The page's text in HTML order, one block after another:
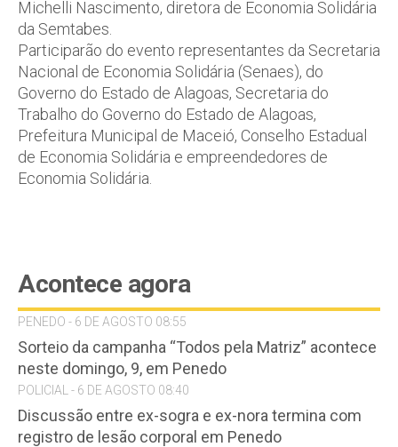
Michelli Nascimento, diretora de Economia Solidária
da Semtabes.
Participarão do evento representantes da Secretaria
Nacional de Economia Solidária (Senaes), do
Governo do Estado de Alagoas, Secretaria do
Trabalho do Governo do Estado de Alagoas,
Prefeitura Municipal de Maceió, Conselho Estadual
de Economia Solidária e empreendedores de
Economia Solidária.
Acontece agora
PENEDO - 6 DE AGOSTO 08:55
Sorteio da campanha “Todos pela Matriz” acontece
neste domingo, 9, em Penedo
POLICIAL - 6 DE AGOSTO 08:40
Discussão entre ex-sogra e ex-nora termina com
registro de lesão corporal em Penedo